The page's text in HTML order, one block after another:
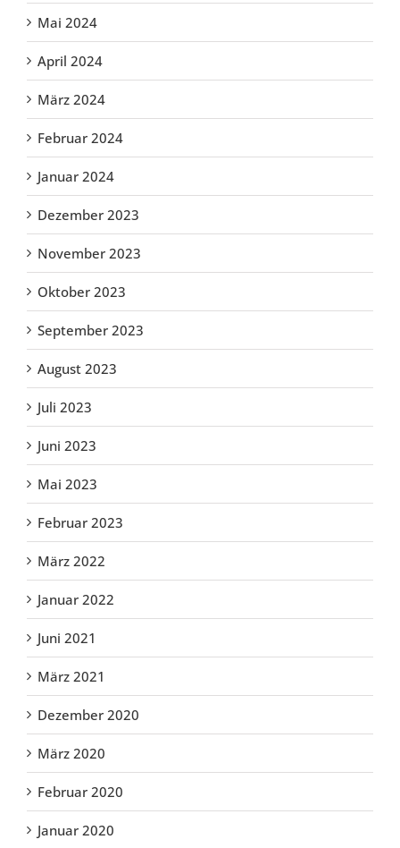
Mai 2024
April 2024
März 2024
Februar 2024
Januar 2024
Dezember 2023
November 2023
Oktober 2023
September 2023
August 2023
Juli 2023
Juni 2023
Mai 2023
Februar 2023
März 2022
Januar 2022
Juni 2021
März 2021
Dezember 2020
März 2020
Februar 2020
Januar 2020